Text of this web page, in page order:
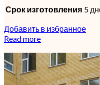
Срок изготовления 5
Добавить в избранное
Read more